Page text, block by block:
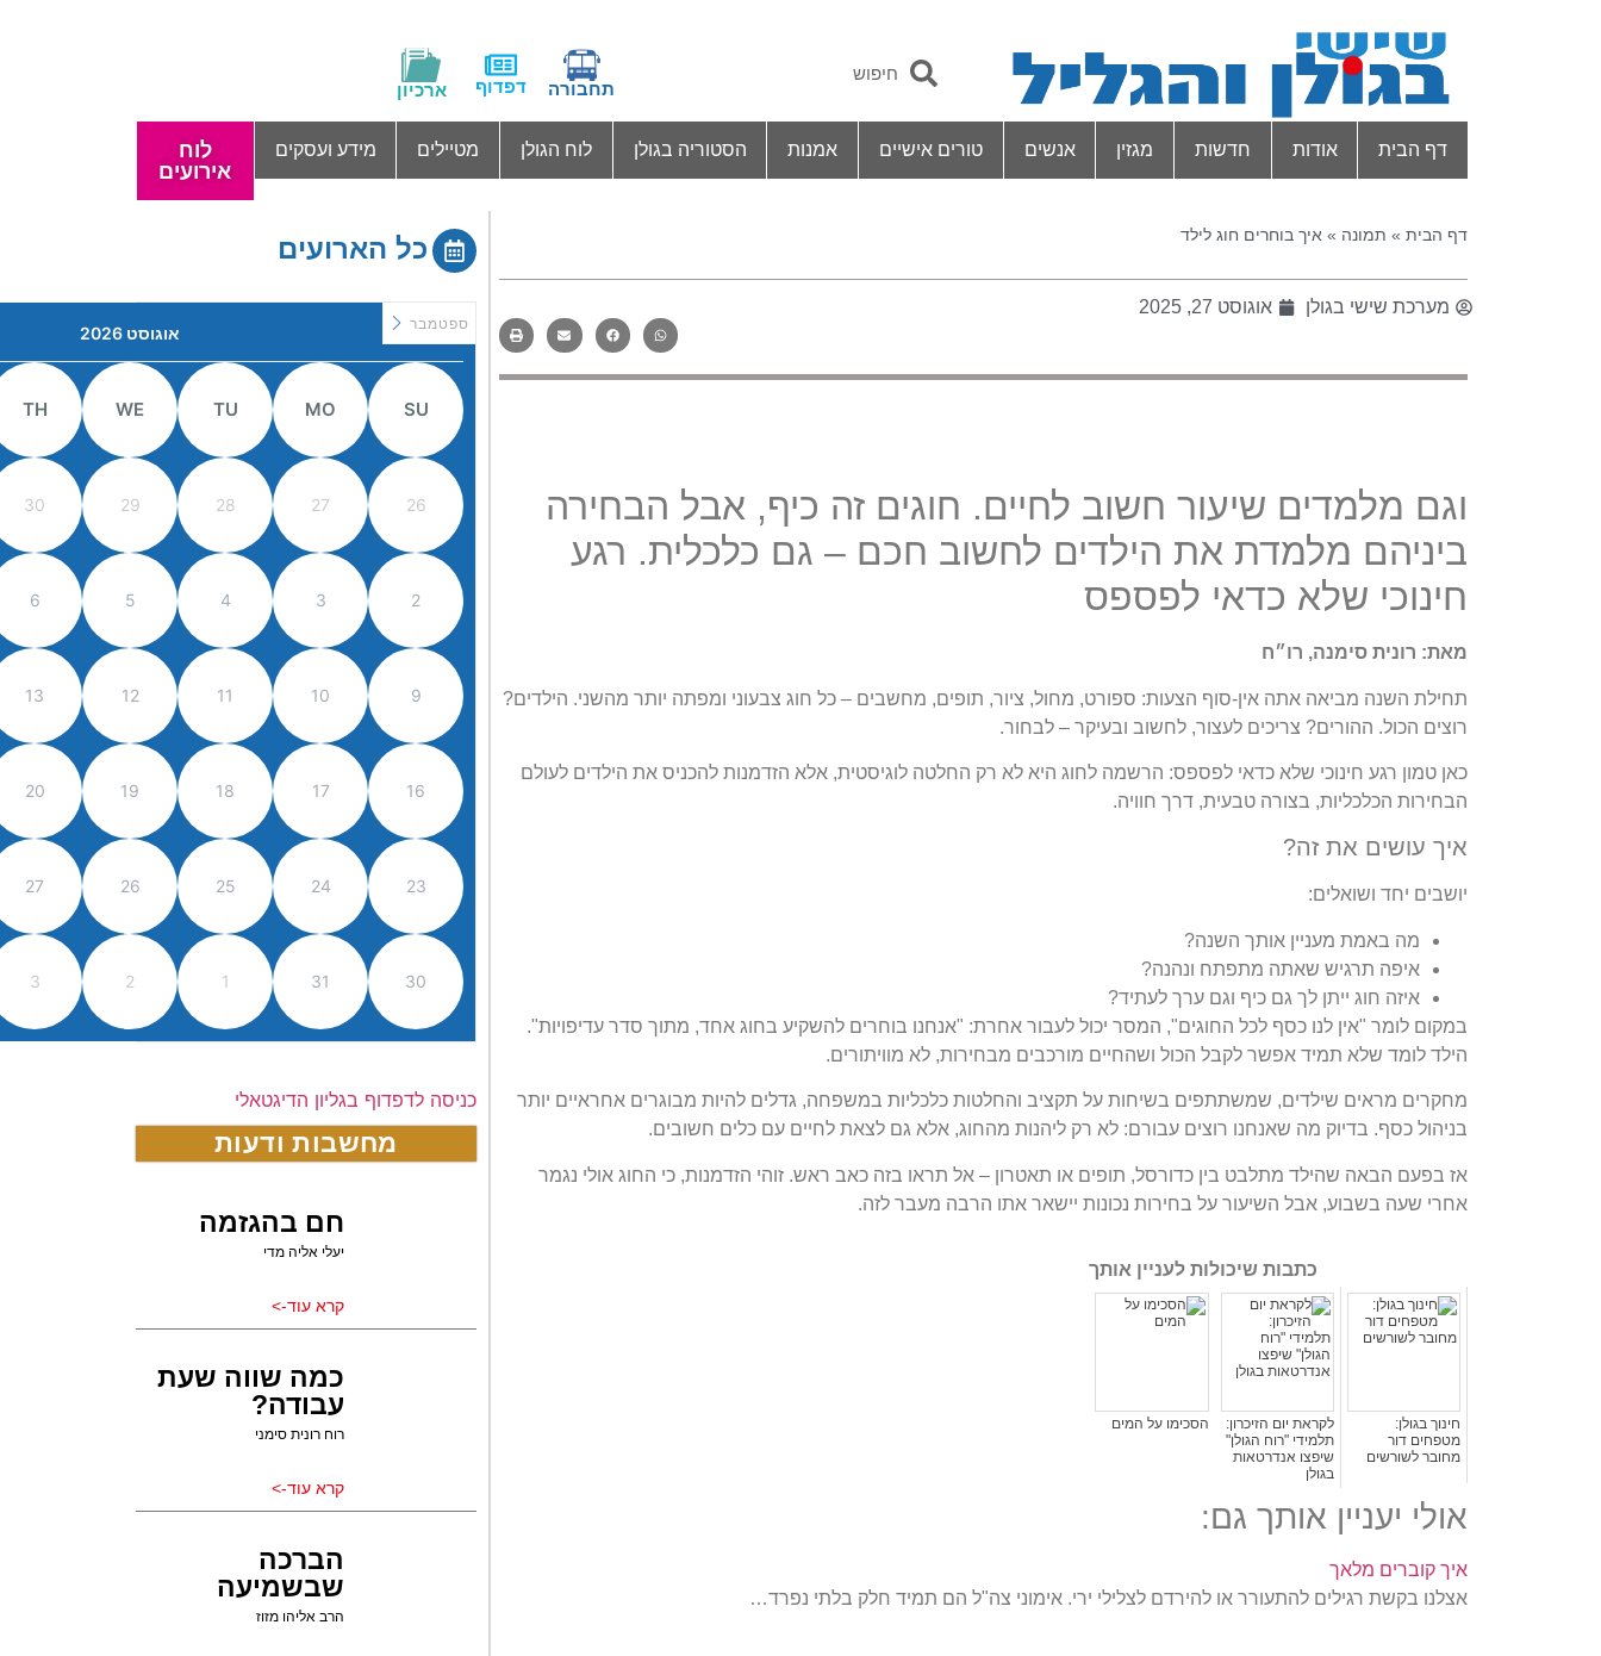
תחבורה דפדוף ארכיון
דף הבית אודות חדשות מגזין אנשים טורים אישיים אמנות הסטוריה בגולן לוח הגולן מטיילים מידע ועסקים
לוח
אירועים
דף הבית » תמונה » איך בוחרים חוג לילד
מערכת שישי בגולן אוגוסט 27, 2025
וגם מלמדים שיעור חשוב לחיים. חוגים זה כיף, אבל הבחירה
ביניהם מלמדת את הילדים לחשוב חכם – גם כלכלית. רגע
חינוכי שלא כדאי לפספס
מאת: רונית סימנה, רו״ח
תחילת השנה מביאה אתה אין-סוף הצעות: ספורט, מחול, ציור, תופים, מחשבים – כל חוג צבעוני ומפתה יותר מהשני. הילדים?
רוצים הכול. ההורים? צריכים לעצור, לחשוב ובעיקר – לבחור.
כאן טמון רגע חינוכי שלא כדאי לפספס: הרשמה לחוג היא לא רק החלטה לוגיסטית, אלא הזדמנות להכניס את הילדים לעולם
הבחירות הכלכליות, בצורה טבעית, דרך חוויה.
איך עושים את זה?
יושבים יחד ושואלים:
מה באמת מעניין אותך השנה?
איפה תרגיש שאתה מתפתח ונהנה?
איזה חוג ייתן לך גם כיף וגם ערך לעתיד?
במקום לומר "אין לנו כסף לכל החוגים", המסר יכול לעבור אחרת: "אנחנו בוחרים להשקיע בחוג אחד, מתוך סדר עדיפויות".
הילד לומד שלא תמיד אפשר לקבל הכול ושהחיים מורכבים מבחירות, לא מוויתורים.
מחקרים מראים שילדים, שמשתתפים בשיחות על תקציב והחלטות כלכליות במשפחה, גדלים להיות מבוגרים אחראיים יותר
בניהול כסף. בדיוק מה שאנחנו רוצים עבורם: לא רק ליהנות מהחוג, אלא גם לצאת לחיים עם כלים חשובים.
אז בפעם הבאה שהילד מתלבט בין כדורסל, תופים או תאטרון – אל תראו בזה כאב ראש. זוהי הזדמנות, כי החוג אולי נגמר
אחרי שעה בשבוע, אבל השיעור על בחירות נכונות יישאר אתו הרבה מעבר לזה.
כתבות שיכולות לעניין אותך
חינוך בגולן:
מטפחים דור
מחובר לשורשים
לקראת יום הזיכרון:
תלמידי "רוח הגולן"
שיפצו אנדרטאות
בגולן
הסכימו על המים
אולי יעניין אותך גם:
איך קוברים מלאך
אצלנו בקשת רגילים להתעורר או להירדם לצלילי ירי. אימוני צה"ל הם תמיד חלק בלתי נפרד…
כל הארועים
אוגוסט 2026 ספטמבר
SU
MO
TU
WE
TH
26
27
28
29
30
2
3
4
5
6
9
10
11
12
13
16
17
18
19
20
23
24
25
26
27
30
31
1
2
3
כניסה לדפדוף בגליון הדיגטאלי
מחשבות ודעות
חם בהגזמה
יעלי אליה מדי
קרא עוד->
כמה שווה שעת
עבודה?
רוח רונית סימני
קרא עוד->
הברכה
שבשמיעה
הרב אליהו מזוז